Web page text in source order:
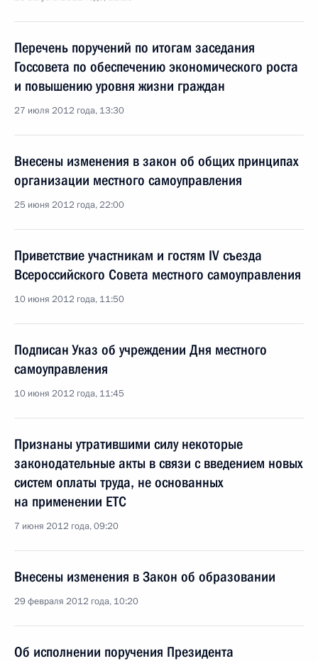
Перечень поручений по итогам заседания
Госсовета по обеспечению экономического роста
и повышению уровня жизни граждан
27 июля 2012 года, 13:30
Внесены изменения в закон об общих принципах
организации местного самоуправления
25 июня 2012 года, 22:00
Приветствие участникам и гостям IV съезда
Всероссийского Совета местного самоуправления
10 июня 2012 года, 11:50
Подписан Указ об учреждении Дня местного
самоуправления
10 июня 2012 года, 11:45
Признаны утратившими силу некоторые
законодательные акты в связи с введением новых
систем оплаты труда, не основанных
на применении ЕТС
7 июня 2012 года, 09:20
Внесены изменения в Закон об образовании
29 февраля 2012 года, 10:20
Об исполнении поручения Президента